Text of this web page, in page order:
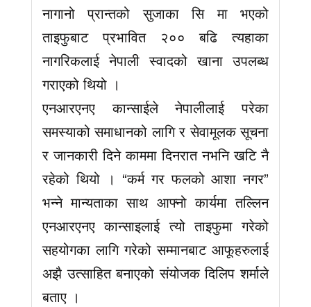
नागानो प्रान्तको सुजाका सि मा भएको
ताइफुबाट प्रभावित २०० बढि त्यहाका
नागरिकलाई नेपाली स्वादको खाना उपलब्ध
गराएको थियो ।
एनआरएनए कान्साईले नेपालीलाई परेका
समस्याको समाधानको लागि र सेवामूलक सूचना
र जानकारी दिने काममा दिनरात नभनि खटि नै
रहेको थियो । “कर्म गर फलको आशा नगर”
भन्ने मान्यताका साथ आफ्नो कार्यमा तल्लिन
एनआरएनए कान्साइलाई त्यो ताइफुमा गरेको
सहयोगका लागि गरेको सम्मानबाट आफूहरुलाई
अझै उत्साहित बनाएको संयोजक दिलिप शर्माले
बताए ।